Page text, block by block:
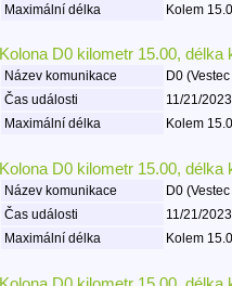
Maximální délka
Kolem
Kolona D0 kilometr 15.00, délka
Název komunikace D0
Čas události
11/21/
Maximální délka
Kolem
Kolona D0 kilometr 15.00, délka
Název komunikace D0
Čas události
11/21/
Maximální délka
Kolem